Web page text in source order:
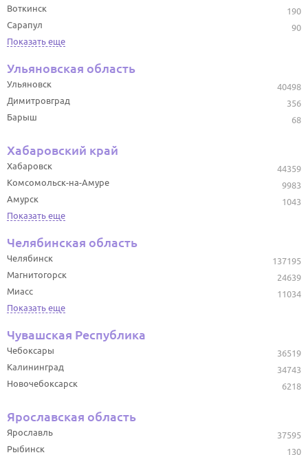
190
Воткинск
90
Сарапул
Показать еще
Ульяновская область
40498
Ульяновск
356
Димитровград
68
Барыш
Хабаровский край
44359
Хабаровск
9983
Комсомольск-на-Амуре
1043
Амурск
Показать еще
Челябинская область
137195
Челябинск
24639
Магнитогорск
11034
Миасс
Показать еще
Чувашская Республика
36519
Чебоксары
34743
Калининград
6218
Новочебоксарск
Ярославская область
37595
Ярославль
130
Рыбинск